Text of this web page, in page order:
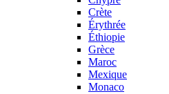
Crète
Érythrée
Éthiopie
Grèce
Maroc
Mexique
Monaco